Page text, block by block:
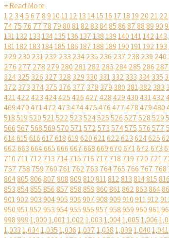
+ Read More
12 3456 78910111213141516171819 20 2122
7475 76 77 78 798081828384858687888990
131132133134135136137138139140141142143
181182183184185186187188189190191192193
229 230 231232 233 234235 236 237 238 239 240
276 277 278 279 280 281282 283 284285 286 287
324325 326 327 328 329 330 331332 333 334335
372 373 374375 376 377 378 379 380 381382 383
421422423424425426427428429430431432
469470471472473474475476477478479480
518519520521522523524525526527528529
566567568569570571572573574575576577
614615616617618619620621622623624625
662663664665666667668669670671672673
710 711712 713 714715 716 717 718 719 720 721
757 758 759 760 761762 763 764765 766 767 768
804805806807808809810811812813814815816
853854855856857858859860861862863864
901902903904905906907908909910911912
950951952953954955956957958959960961
9989991,0001,0011,0021,0031,0041,0051,006
1,0331,0341,0351,0361,0371,0381,0391,0401,041